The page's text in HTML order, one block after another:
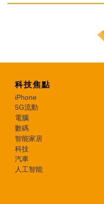
科技焦點
iPhone
5G流動
電腦
數碼
智能家居
科技
汽車
人工智能